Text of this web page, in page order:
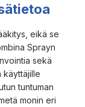
eikä se
Sprayn
sekä
käyttäjille
tuntuman
monin eri